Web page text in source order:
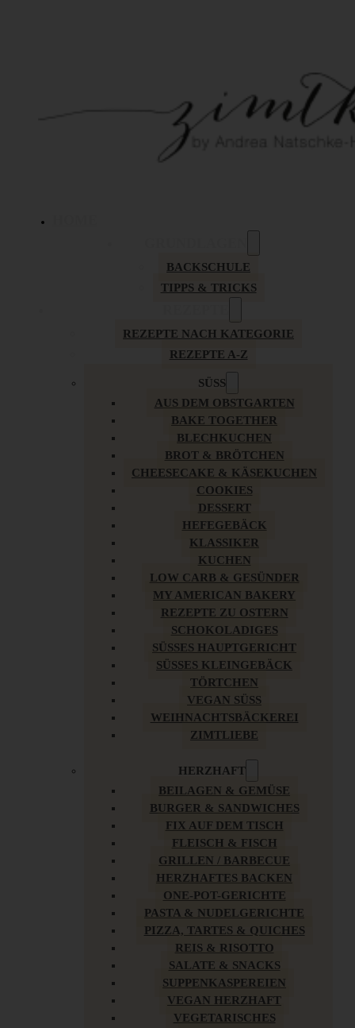
BACKSCHULE
TIPPS & TRICKS
REZEPTE NACH KATEGORIE
REZEPTE A-Z
SÜSS
AUS DEM OBSTGARTEN
BAKE TOGETHER
BLECHKUCHEN
BROT & BRÖTCHEN
CHEESECAKE & KÄSEKUCHEN
COOKIES
DESSERT
HEFEGEBÄCK
KLASSIKER
KUCHEN
LOW CARB & GESÜNDER
MY AMERICAN BAKERY
REZEPTE ZU OSTERN
SCHOKOLADIGES
SÜSSES HAUPTGERICHT
SÜSSES KLEINGEBÄCK
TÖRTCHEN
VEGAN SÜSS
WEIHNACHTSBÄCKEREI
ZIMTLIEBE
HERZHAFT
BEILAGEN & GEMÜSE
BURGER & SANDWICHES
FIX AUF DEM TISCH
FLEISCH & FISCH
GRILLEN / BARBECUE
HERZHAFTES BACKEN
ONE-POT-GERICHTE
PASTA & NUDELGERICHTE
PIZZA, TARTES & QUICHES
REIS & RISOTTO
SALATE & SNACKS
SUPPENKASPEREIEN
VEGAN HERZHAFT
VEGETARISCHES